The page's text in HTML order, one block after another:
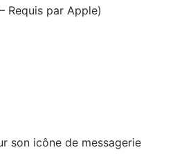
Requis par Apple)
son icône de messagerie